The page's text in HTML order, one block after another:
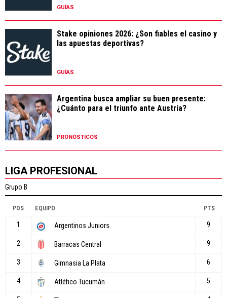
GUÍAS
Stake opiniones 2026: ¿Son fiables el casino y
las apuestas deportivas?
GUÍAS
Argentina busca ampliar su buen presente:
¿Cuánto para el triunfo ante Austria?
PRONÓSTICOS
LIGA PROFESIONAL